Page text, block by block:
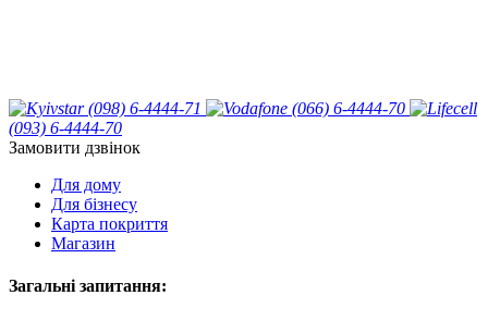
(098) 6-4444-71
(066) 6-4444-70
(093) 6-4444-70
Замовити дзвінок
Для дому
Для бізнесу
Карта покриття
Магазин
Загальні запитання: